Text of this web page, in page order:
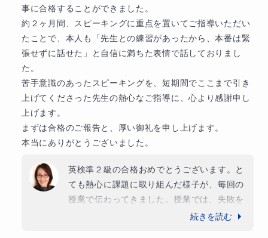
事に合格することができました。
​約２ヶ月間、スピーキングに重点を置いてご指導いただい
たことで、本人も「先生との練習があったから、本番は緊
張せずに話せた」と自信に満ちた表情で話しておりまし
た。
苦手意識のあったスピーキングを、短期間でここまで引き
上げてくださった先生の熱心なご指導に、心より感謝申し
上げます。
​まずは合格のご報告と、厚い御礼を申し上げます。
本当にありがとうございました。
英検準２級の合格おめでとうございます。と
ても熱心に課題に取り組んだ様子が、毎回の
授業で伝わってきました。授業では、失敗を
恐れずに、質問をしたり、繰り返し練習をし
続きを読む